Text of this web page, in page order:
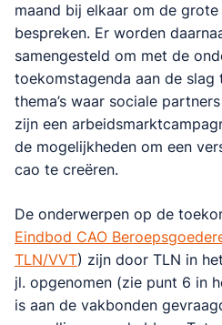
maand bij elkaar om de
bespreken. Er worden
samengesteld om met de
toekomstagenda aan de slag
thema’s waar sociale
zijn een
de mogelijkheden om een
cao te creëren.
De onderwerpen op de
Eindbod CAO
TLN/VVT) zijn door TLN in
jl. opgenomen (zie punt 6 in
is aan de vakbonden